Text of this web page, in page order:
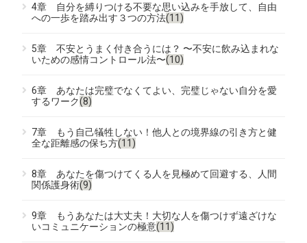
4章 自分を縛りつける不要な思い込みを手放して、自由
への一歩を踏み出す３つの方法(11)
5章 不安とうまく付き合うには？ 〜不安に飲み込まれな
いための感情コントロール法〜(10)
6章 あなたは完璧でなくてよい、完璧じゃない自分を愛
するワーク(8)
7章 もう自己犠牲しない！他人との境界線の引き方と健
全な距離感の保ち方(11)
8章 あなたを傷つけてくる人を見極めて回避する、人間
関係護身術(9)
9章 もうあなたは大丈夫！大切な人を傷つけず遠ざけな
いコミュニケーションの極意(11)